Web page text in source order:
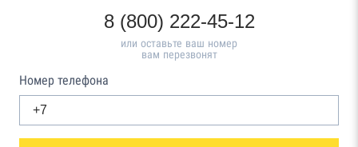
8 (800) 222-45-12
или оставьте ваш номер
вам перезвонят
Номер телефона